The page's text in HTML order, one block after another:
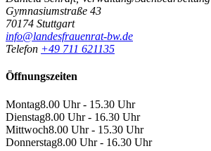
Gymnasiumstraße 43
70174 Stuttgart
info@landesfrauenrat-bw.de
Telefon +49 711 621135
Öffnungszeiten
Montag8.00 Uhr - 15.30 Uhr
Dienstag8.00 Uhr - 16.30 Uhr
Mittwoch8.00 Uhr - 15.30 Uhr
Donnerstag8.00 Uhr - 16.30 Uhr